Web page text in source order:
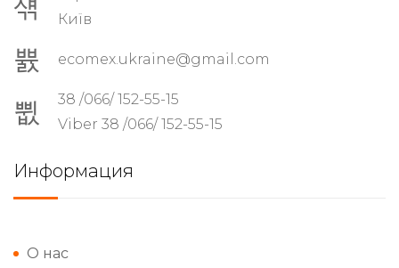
Київ
ecomex.ukraine@gmail.com
38 /066/ 152-55-15
Viber 38 /066/ 152-55-15
Информация
О нас